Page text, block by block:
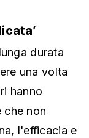
durata
una volta
hanno
che non
l'efficacia e